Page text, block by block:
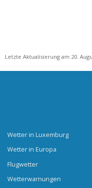
Letzte Aktualisierung am 20.
Wetter in Luxemburg
Wetter in Europa
Flugwetter
Wetterwarnungen